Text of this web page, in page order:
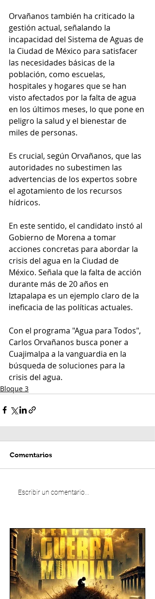
Orvañanos también ha criticado la
gestión actual, señalando la
incapacidad del Sistema de Aguas de
la Ciudad de México para satisfacer
las necesidades básicas de la
población, como escuelas,
hospitales y hogares que se han
visto afectados por la falta de agua
en los últimos meses, lo que pone en
peligro la salud y el bienestar de
miles de personas.
Es crucial, según Orvañanos, que las
autoridades no subestimen las
advertencias de los expertos sobre
el agotamiento de los recursos
hídricos.
En este sentido, el candidato instó al
Gobierno de Morena a tomar
acciones concretas para abordar la
crisis del agua en la Ciudad de
México. Señala que la falta de acción
durante más de 20 años en
Iztapalapa es un ejemplo claro de la
ineficacia de las políticas actuales.
Con el programa "Agua para Todos",
Carlos Orvañanos busca poner a
Cuajimalpa a la vanguardia en la
búsqueda de soluciones para la
crisis del agua.
Bloque 3
Comentarios
Escribir un comentario...